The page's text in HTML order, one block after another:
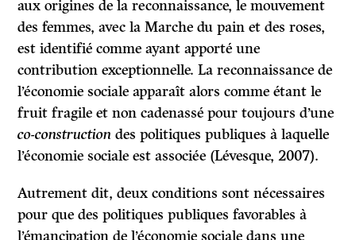
aux origines de la reconnaissance, le mouvement
des femmes, avec la Marche du pain et des roses,
est identifié comme ayant apporté une
contribution exceptionnelle. La reconnaissance de
l’économie sociale apparaît alors comme étant le
fruit fragile et non cadenassé pour toujours d’une
co-constructiondes politiques publiques à laquelle
l’économie sociale est associée (Lévesque, 2007).
Autrement dit, deux conditions sont nécessaires
pour que des politiques publiques favorables à
l’émancipation de l’économie sociale dans une